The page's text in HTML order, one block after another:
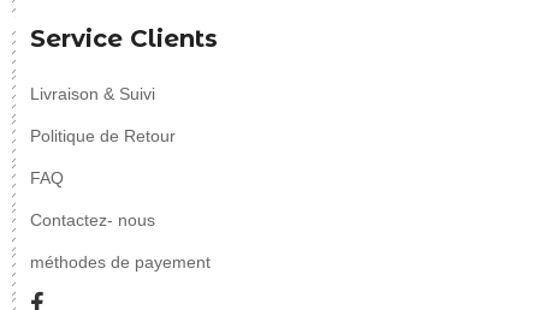
Service Clients
Livraison & Suivi
Politique de Retour
FAQ
Contactez- nous
méthodes de payement